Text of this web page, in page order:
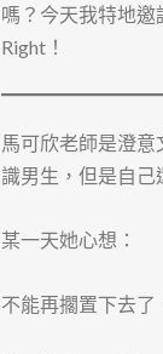
嗎？今天我特地
Right！
馬可欣老師是澄
識男生，但是自己
某一天她心想：
不能再擱置下去了